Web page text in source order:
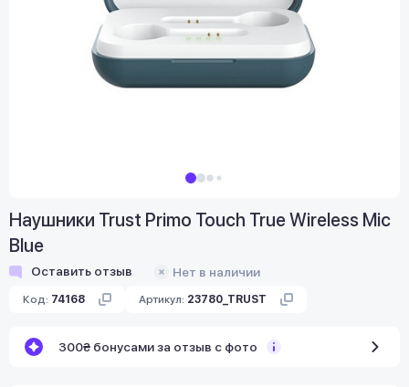
Наушники Trust Primo Touch True Wireless Mic
Blue
Оставить отзыв Нет в наличии
Код: 74168 Артикул: 23780_TRUST
300₴ бонусами за отзыв с фото